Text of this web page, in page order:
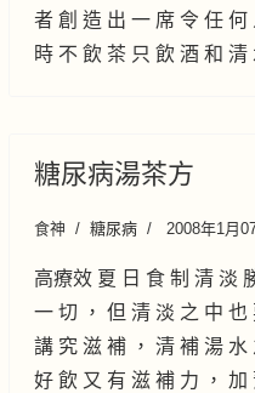
者 創 造 出 一 席 令 任
時 不 飲 茶 只 飲 酒 和
糖尿病湯茶方
食神 糖尿病 2008年1月
高療效 夏 日 食 制 清 淡
一 切 ， 但 清 淡 之 中 也
講 究 滋 補 ， 清 補 湯
好 飲 又 有 滋 補 力 ，